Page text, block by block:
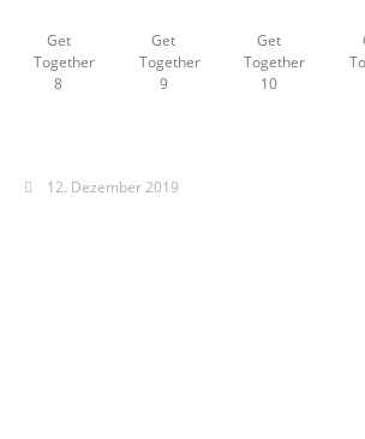
Get
Together
8
Get
Together
9
Get
Together
10
12. Dezember 2019